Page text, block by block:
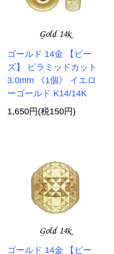
ゴールド 14金 【ビー
ズ】 ピラミッドカット
3.0mm 《1個》 イエロ
ーゴールド K14/14K
1,650円(税150円)
ゴールド 14金 【ビー